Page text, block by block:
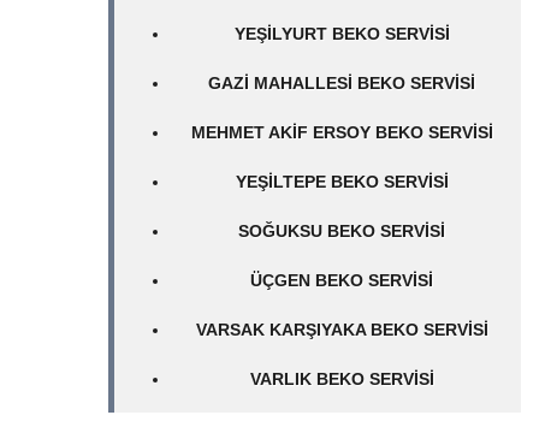
YEŞILYURT BEKO SERVISI
GAZI MAHALLESI BEKO SERVISI
MEHMET AKIF ERSOY BEKO SERVISI
YEŞILTEPE BEKO SERVISI
SOĞUKSU BEKO SERVISI
ÜÇGEN BEKO SERVISI
VARSAK KARŞIYAKA BEKO SERVISI
VARLIK BEKO SERVISI